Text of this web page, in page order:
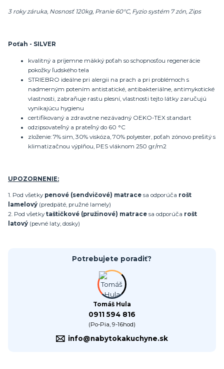
3 roky záruka, Nosnosť 120kg, Pranie 60°C, Fyzio systém 7 zón, Zips
Poťah - SILVER
kvalitný a príjemne mäkký poťah so schopnosťou regenerácie
pokožky ľudského tela
STRIEBRO ideálne pri alergii na prach a pri problémoch s
nadmerným potením antistatické, antibakteriálne, antimykotické
vlastnosti, zabraňuje rastu plesní, vlastnosti tejto látky zaručujú
vynikajúcu hygienu
certifikovaný a zdravotne nezávadný OEKO-TEX standart
odzipsovateľný a prateľný do 60 °C
zloženie: 7% sim, 30% viskóza, 70% polyester, poťah zónovo prešitý s
klimatizačnou výplňou, PES vláknom 250 gr/m2
UPOZORNENIE:
1. Pod všetky penové (sendvičové) matrace sa odporúča rošt
lamelový (predpäté, pružné lamely)
2. Pod všetkytaštičkové (pružinové) matrace sa odporúča rošt
latový (pevné laty, dosky)
Potrebujete poradiť?
Tomáš Hula
0911 594 816
(Po-Pia, 9-16hod)
info@nabytokakuchyne.sk